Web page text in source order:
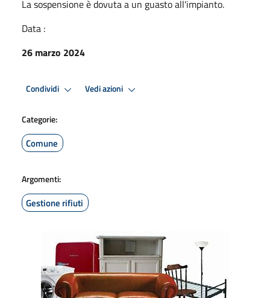
La sospensione è dovuta a un guasto all'impianto.
Data :
26 marzo 2024
Condividi Vedi azioni
Categorie:
Comune
Argomenti:
Gestione rifiuti